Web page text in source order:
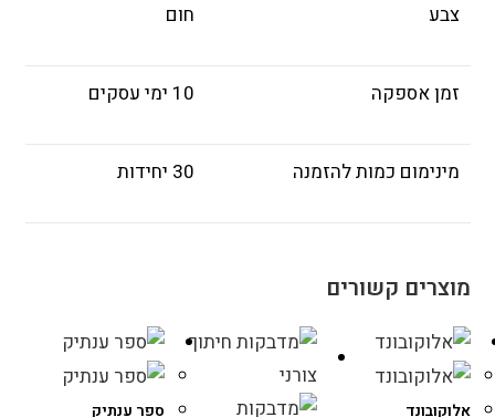
צבע חום
זמן אספקה 10 ימי עסקים
מינימום כמות להזמנה 30 יחידות
מוצרים קשורים
אלוקובונד ספר ענתיק